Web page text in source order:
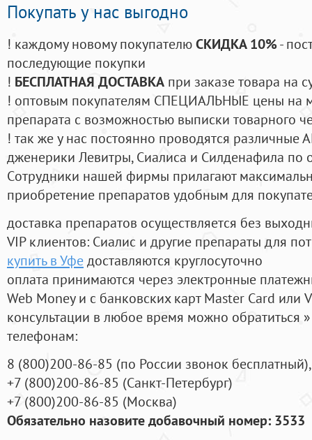
Покупать у нас выгодно
! каждому новому покупателюСКИДКА 10%-
последующие покупки
! БЕСПЛАТНАЯ ДОСТАВКА при заказе товара на
! оптовым покупателям СПЕЦИАЛЬНЫЕ цены на
препарата с возможностью выписки товарного
! так же у нас постоянно проводятся
дженерики Левитры, Сиалиса и Силденафила по
Cотрудники нашей фирмы прилагают
приобретение препаратов удобным для
доставка препаратов осуществляется без
VIP клиентов: Сиалис и другие препараты для
купить в Уфедоставляются круглосуточно
оплата принимаются через электронные
Web Money и с банковских карт Master Card или
консультации в любое время можно обратиться
телефонам:
8 (800)200-86-85 (по России звонок бесплатный),
+7 (800)200-86-85 (Санкт-Петербург)
+7 (800)200-86-85 (Москва)
Обязательно назовите добавочный номер: 3533